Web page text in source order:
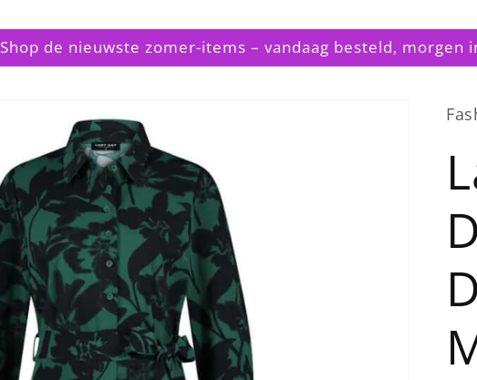
Shop de nieuwste zomer-items – vandaag besteld, morgen